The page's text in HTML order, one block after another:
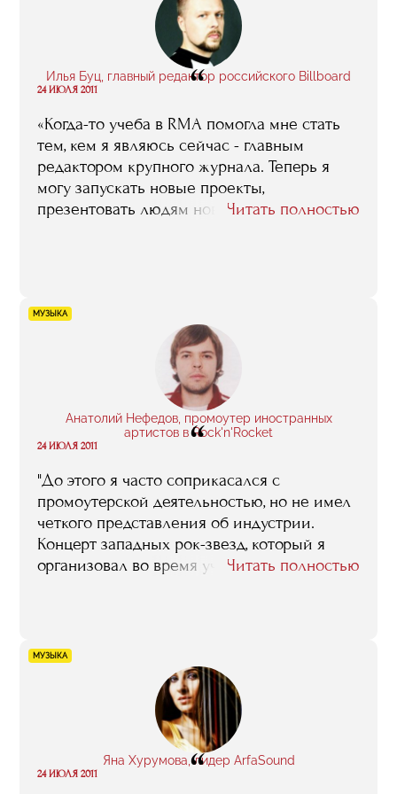
Илья Буц, главный редактор российского Billboard
“
24 ИЮЛЯ 2011
«Когда-то учеба в RMA помогла мне стать
тем, кем я являюсь сейчас - главным
редактором крупного журнала. Теперь я
могу запускать новые проекты,
презентовать людям новые форматы
Читать полностью
МУЗЫКА
Анатолий Нефедов, промоутер иностранных
артистов в Rock'n'Rocket
“
24 ИЮЛЯ 2011
"До этого я часто соприкасался с
промоутерской деятельностью, но не имел
четкого представления об индустрии.
Концерт западных рок-звезд, который я
организовал во время учебы, стал первым
Читать полностью
МУЗЫКА
Яна Хурумова, лидер ArfaSound
“
24 ИЮЛЯ 2011